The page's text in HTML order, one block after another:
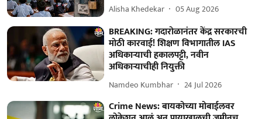
Alisha Khedekar 05 Aug 2026
BREAKING: गदारोळानंतर केंद्र सरकारची
मोठी कारवाई! शिक्षण विभागातील IAS
अधिकाऱ्याची हकालपट्टी, नवीन
अधिकाऱ्याचीही नियुक्ती
Namdeo Kumbhar 24 Jul 2026
Crime News: बायकोच्या मोबाईलवर